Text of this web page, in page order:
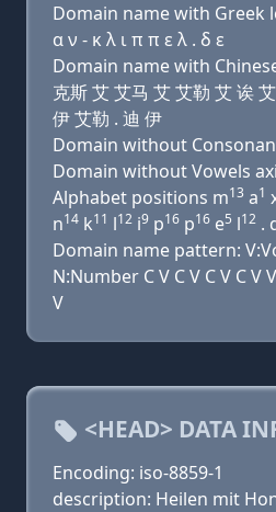
Domain name with Greek
α ν - κ λ ι π π ε λ . δ ε
Domain name with
克斯 艾 艾马 艾 艾勒 艾 诶
伊 艾勒 . 迪 伊
Domain without
Domain without Vowels
Alphabet positions m13 a1
n14 k11 l12 i9 p16 p16 e5 l12 .
Domain name pattern:
N:Number C V C V C V C V
V
<HEAD> DATA
Encoding: iso-8859-1
description: Heilen mit